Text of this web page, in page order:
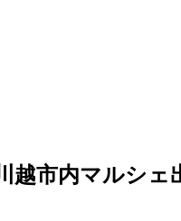
越市内マルシェ